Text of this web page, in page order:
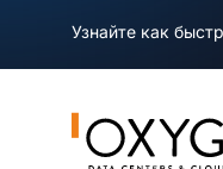
main
Узнайте как